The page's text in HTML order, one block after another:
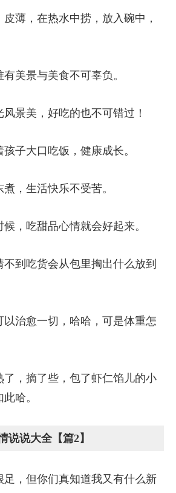
薄，在热水中捞，放入碗中，
美景与美食不可辜负。
景美，好吃的也不可错过！
子大口吃饭，健康成长。
，生活快乐不受苦。
，吃甜品心情就会好起来。
不到吃货会从包里掏出什么放到
以治愈一切，哈哈，可是体重怎
了，摘了些，包了虾仁馅儿的小
哈。
说说大全【篇2】
足，但你们真知道我又有什么新